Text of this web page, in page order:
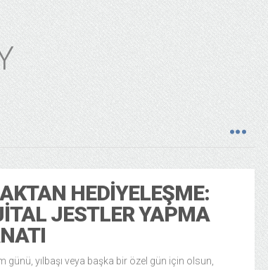
HEDIYELEŞME:
JESTLER YAPMA
günü, yılbaşı veya başka bir özel gün için olsun,